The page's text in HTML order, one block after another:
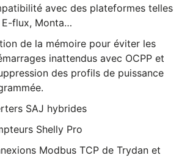
avec des plateformes telles
E-flux, Monta…
de la mémoire pour éviter les
inattendus avec OCPP et
des profils de puissance
SAJ hybrides
Shelly Pro
Modbus TCP de Trydan et